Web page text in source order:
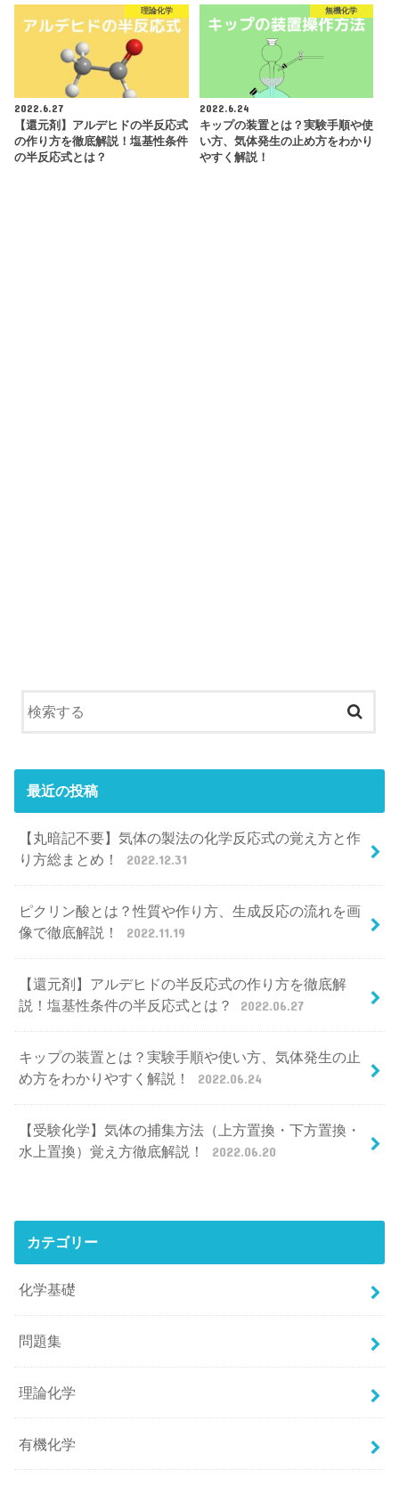
理論化学
2022.6.27
【還元剤】アルデヒドの半反応式
の作り方を徹底解説！塩基性条件
の半反応式とは？
無機化学
2022.6.24
キップの装置とは？実験手順や使
い方、気体発生の止め方をわかり
やすく解説！
最近の投稿
【丸暗記不要】気体の製法の化学反応式の覚え方と作
り方総まとめ！
2022.12.31
ピクリン酸とは？性質や作り方、生成反応の流れを画
像で徹底解説！
2022.11.19
【還元剤】アルデヒドの半反応式の作り方を徹底解
説！塩基性条件の半反応式とは？
2022.06.27
キップの装置とは？実験手順や使い方、気体発生の止
め方をわかりやすく解説！
2022.06.24
【受験化学】気体の捕集方法（上方置換・下方置換・
水上置換）覚え方徹底解説！
2022.06.20
カテゴリー
化学基礎
問題集
理論化学
有機化学